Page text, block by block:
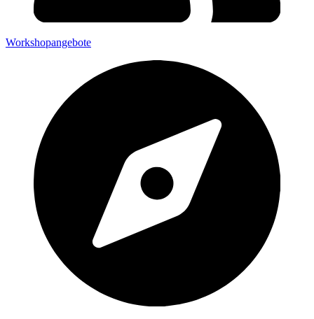
Workshopangebote